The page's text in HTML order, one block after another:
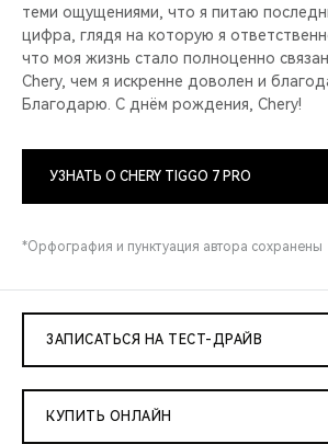
теми ощущениями, что я питаю
цифра, глядя на которую я
что моя жизнь стало полноценно
Chery, чем я искренне доволен и
Благодарю. С днём рождения, Chery!
УЗНАТЬ О CHERY TIGGO 7 PRO
*Орфография и пунктуация автора сохранены
ЗАПИСАТЬСЯ НА ТЕСТ-ДРАЙВ
КУПИТЬ ОНЛАЙН